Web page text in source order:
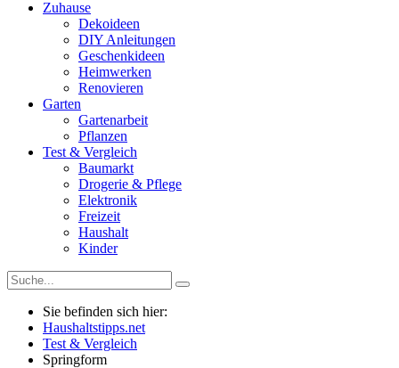
Zuhause
Dekoideen
DIY Anleitungen
Geschenkideen
Heimwerken
Renovieren
Garten
Gartenarbeit
Pflanzen
Test & Vergleich
Baumarkt
Drogerie & Pflege
Elektronik
Freizeit
Haushalt
Kinder
Sie befinden sich hier:
Haushaltstipps.net
Test & Vergleich
Springform